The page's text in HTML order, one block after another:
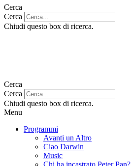
Cerca
Cerca
Chiudi questo box di ricerca.
Cerca
Cerca
Chiudi questo box di ricerca.
Menu
Programmi
Avanti un Altro
Ciao Darwin
Music
Chi ha incastrato Peter Pan?